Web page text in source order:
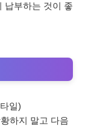
납부하는 것이 좋
하지 말고 다음